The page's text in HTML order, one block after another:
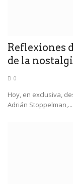
Reflexiones
de la
0
Hoy, en exclusiva,
Adrián Stoppelman,...